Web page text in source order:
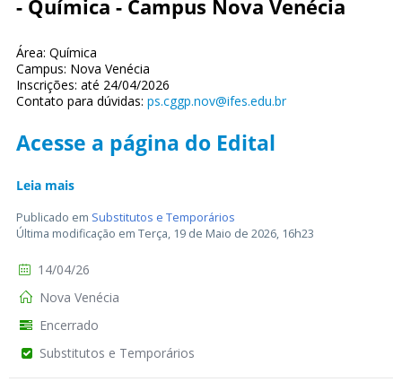
- Química - Campus Nova Venécia
Área: Química
Campus: Nova Venécia
Inscrições: até 24/04/2026
Contato para dúvidas: ps.cggp.nov@ifes.edu.br
Acesse a página do Edital
Leia mais
Publicado em Substitutos e Temporários
Última modificação em Terça, 19 de Maio de 2026, 16h23
14/04/26
Nova Venécia
Encerrado
Substitutos e Temporários